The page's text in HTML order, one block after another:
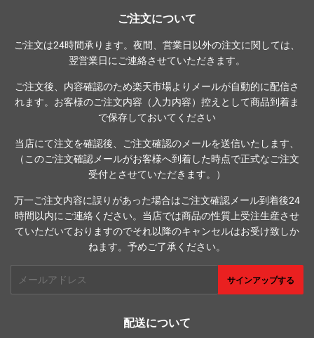
ご注文について
ご注文は24時間承ります。夜間、営業日以外の注文に関しては、
翌営業日にご連絡させていただきます。
ご注文後、内容確認のため楽天市場よりメールが自動的に配信さ
れます。お客様のご注文内容（入力内容）控えとして商品到着ま
で保存しておいてください
当店にて注文を確認後、ご注文確認のメールを送信いたします、
（このご注文確認メールがお客様へ到着した時点で正式なご注文
受付とさせていただきます。）
万一ご注文内容に誤りがあった場合はご注文確認メール到着後24
時間以内にご連絡ください。当店では商品の性質上受注生産させ
ていただいておりますのでそれ以降のキャンセルはお受け致しか
ねます。予めご了承ください。
サインアップする
配送について